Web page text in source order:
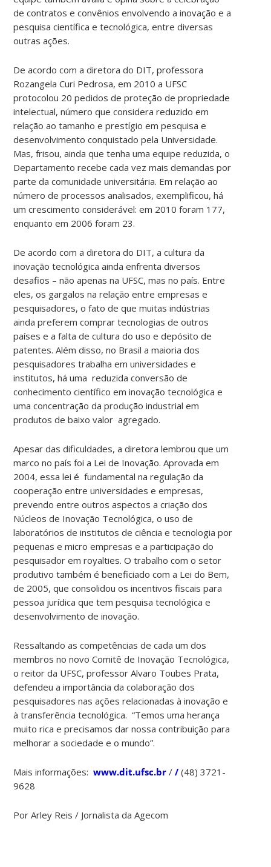
inovação
será
uma
tarefas
do
novo
órgão.
Para
compor
o
comitê
foram
convidados
professores
com
atuação
nos
campos
da
pesquisa,
da
inovação
e
do
trabalho
colaborativo
com
empresas,
áreas
de
biotecnologia,
jurídica,
econômica
e
de
direitos
autorais
(veja
os
nomes
abaixo).
com
a
visão
destes
professores
para
avançar”,
salientou
cerimônia
de
comitê
de contratos e convênios envolvendo a inovação e a
pesquisa científica e tecnológica, entre diversas
outras ações.
De acordo com a diretora do DIT, professora
Rozangela Curi Pedrosa, em 2010 a UFSC
protocolou 20 pedidos de proteção de propriedade
intelectual, número que considera reduzido em
relação ao tamanho e prestígio em pesquisa e
desenvolvimento conquistado pela Universidade.
Mas, frisou, ainda que tenha uma equipe reduzida, o
Departamento recebe cada vez mais demandas por
parte da comunidade universitária. Em relação ao
número de processos analisados, exemplificou, há
um crescimento considerável: em 2010 foram 177,
enquanto em 2006 foram 23.
De acordo com a diretora do DIT, a cultura da
inovação tecnológica ainda enfrenta diversos
desafios – não apenas na UFSC, mas no país. Entre
eles, os gargalos na relação entre empresas e
pesquisadores, o fato de que muitas indústrias
ainda preferem comprar tecnologias de outros
países e a falta de cultura do uso e depósito de
patentes. Além disso, no Brasil a maioria dos
pesquisadores trabalha em universidades e
institutos, há uma reduzida conversão de
conhecimento científico em inovação tecnológica e
uma concentração da produção industrial em
produtos de baixo valor agregado.
Apesar das dificuldades, a diretora lembrou que um
marco no país foi a Lei de Inovação. Aprovada em
2004, essa lei é fundamental na regulação da
cooperação entre universidades e empresas,
prevendo entre outros aspectos a criação dos
Núcleos de Inovação Tecnológica, o uso de
laboratórios de institutos de ciência e tecnologia por
pequenas e micro empresas e a participação do
pesquisador em royalties. O trabalho com o setor
produtivo também é beneficiado com a Lei do Bem,
de 2005, que consolidou os incentivos fiscais para
pessoa jurídica que tem pesquisa tecnológica e
desenvolvimento de inovação.
Ressaltando as competências de cada um dos
membros no novo Comitê de Inovação Tecnológica,
o reitor da UFSC, professor Alvaro Toubes Prata,
defendeu a importância da colaboração dos
pesquisadores nas ações relacionadas à inovação e
à transferência tecnológica. “Temos uma herança
muito rica e precisamos dar nossa contribuição para
melhorar a sociedade e o mundo”.
Mais informações:www.dit.ufsc.br //(48) 3721-
9628
Por Arley Reis / Jornalista da Agecom